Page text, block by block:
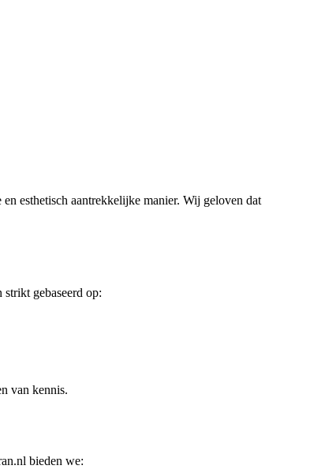
esthetisch aantrekkelijke manier. Wij geloven dat
gebaseerd op:
van kennis.
bieden we: